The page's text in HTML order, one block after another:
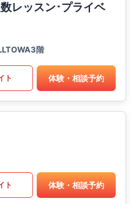
レッスン･プライベ
階
ト 体験・相談予約
ト 体験・相談予約